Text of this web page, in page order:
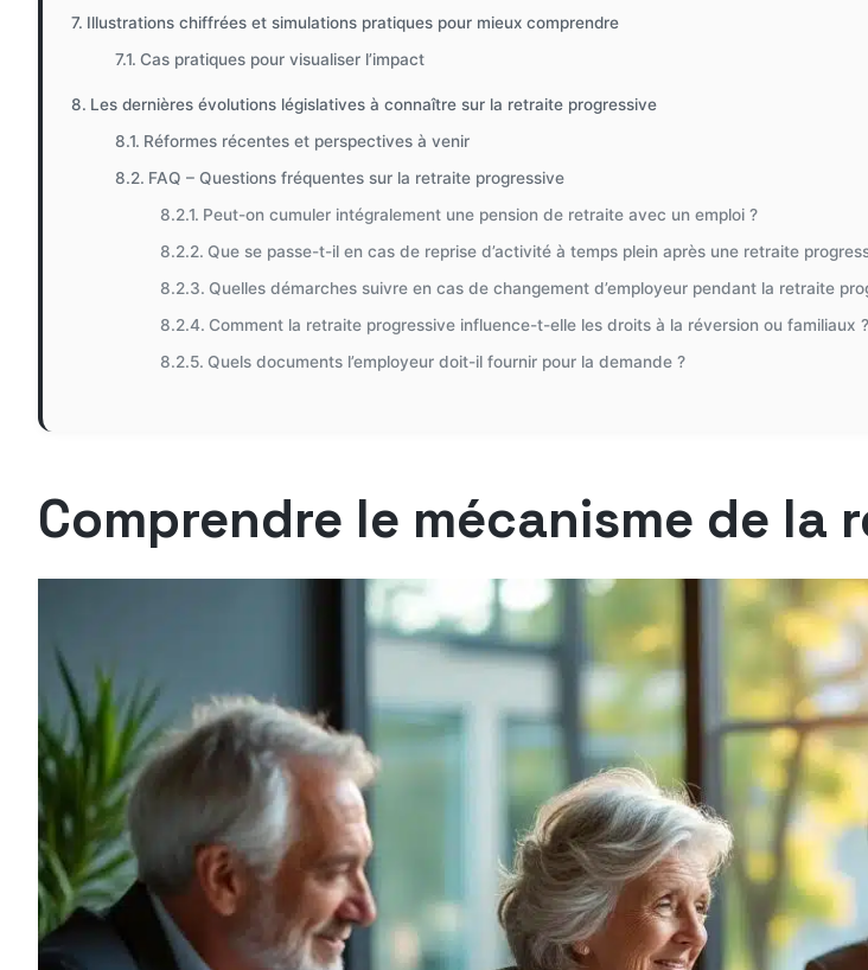
Illustrations chiffrées et simulations pratiques pour mieux comprendre
Cas pratiques pour visualiser l’impact
Les dernières évolutions législatives à connaître sur la retraite progressive
Réformes récentes et perspectives à venir
FAQ – Questions fréquentes sur la retraite progressive
Peut-on cumuler intégralement une pension de retraite avec un emploi ?
Que se passe-t-il en cas de reprise d’activité à temps plein après une retraite
Quelles démarches suivre en cas de changement d’employeur pendant la retraite
Comment la retraite progressive influence-t-elle les droits à la réversion ou familiaux ?
Quels documents l’employeur doit-il fournir pour la demande ?
Comprendre le mécanisme de la